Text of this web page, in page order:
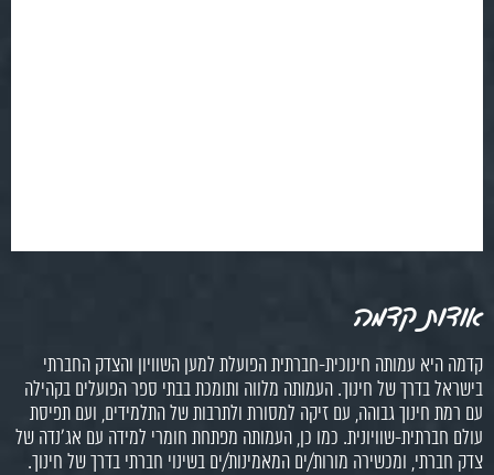
אודות קדמה
קדמה היא עמותה חינוכית-חברתית הפועלת למען השוויון והצדק החברתי
בישראל בדרך של חינוך. העמותה מלווה ותומכת בבתי ספר הפועלים בקהילה
עם רמת חינוך גבוהה, עם זיקה למסורת ולתרבות של התלמידים, ועם תפיסת
עולם חברתית-שוויונית. כמו כן, העמותה מפתחת חומרי למידה עם אג'נדה של
צדק חברתי, ומכשירה מורות/ים המאמינות/ים בשינוי חברתי בדרך של חינוך.